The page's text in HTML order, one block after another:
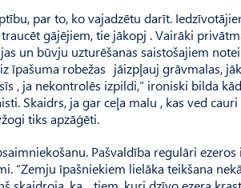
par to, ko vajadzētu darīt.
gājējiem, tie jākopj . Vairāki
un būvju uzturēšanas saistošajiem
īpašuma robežas jāizpļauj grāvmalas,
, ja nekontrolēs izpildi,” ironiski bilda
Skaidrs, ja gar ceļa malu , kas ved
tiks apzāģēti.
Paš­valdība regulāri
“Zemju īpašniekiem lielāka teikšana